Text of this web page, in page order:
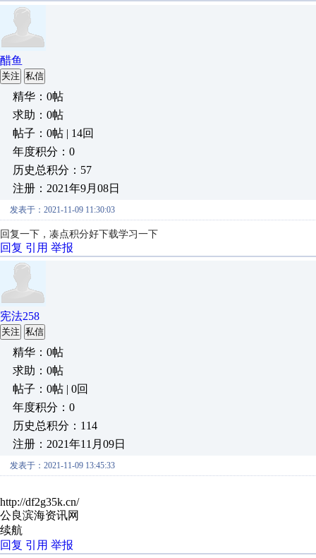
醋鱼
关注 私信
精华：0帖
求助：0帖
帖子：0帖 | 14回
年度积分：0
历史总积分：57
注册：2021年9月08日
发表于：2021-11-09 11:30:03
回复一下，凑点积分好下载学习一下
回复 引用 举报
宪法258
关注 私信
精华：0帖
求助：0帖
帖子：0帖 | 0回
年度积分：0
历史总积分：114
注册：2021年11月09日
发表于：2021-11-09 13:45:33
http://df2g35k.cn/
公良滨海资讯网
续航
回复 引用 举报